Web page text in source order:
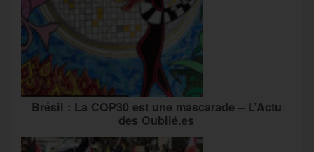
Brésil : La COP30 est une mascarade – L’Actu
des Oublié.es